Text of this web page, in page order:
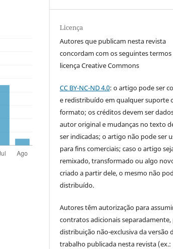
Licença
Autores que publicam nesta revista
concordam com os seguintes termos
licença Creative Commons
CC BY-NC-ND 4.0: o artigo pode ser
e redistribuído em qualquer suporte
formato; os créditos devem ser
autor original e mudanças no texto
ser indicadas; o artigo não pode ser
para fins comerciais; caso o artigo
remixado, transformado ou algo
criado a partir dele, o mesmo não
distribuído.
Autores têm autorização para
contratos adicionais separadamente,
distribuição não-exclusiva da versão
trabalho publicada nesta revista (ex.: